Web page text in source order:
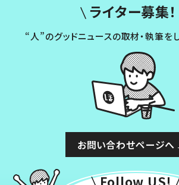
ライター募集！
“人”のグッドニュースの取材・執筆を
お問い合わせページへ